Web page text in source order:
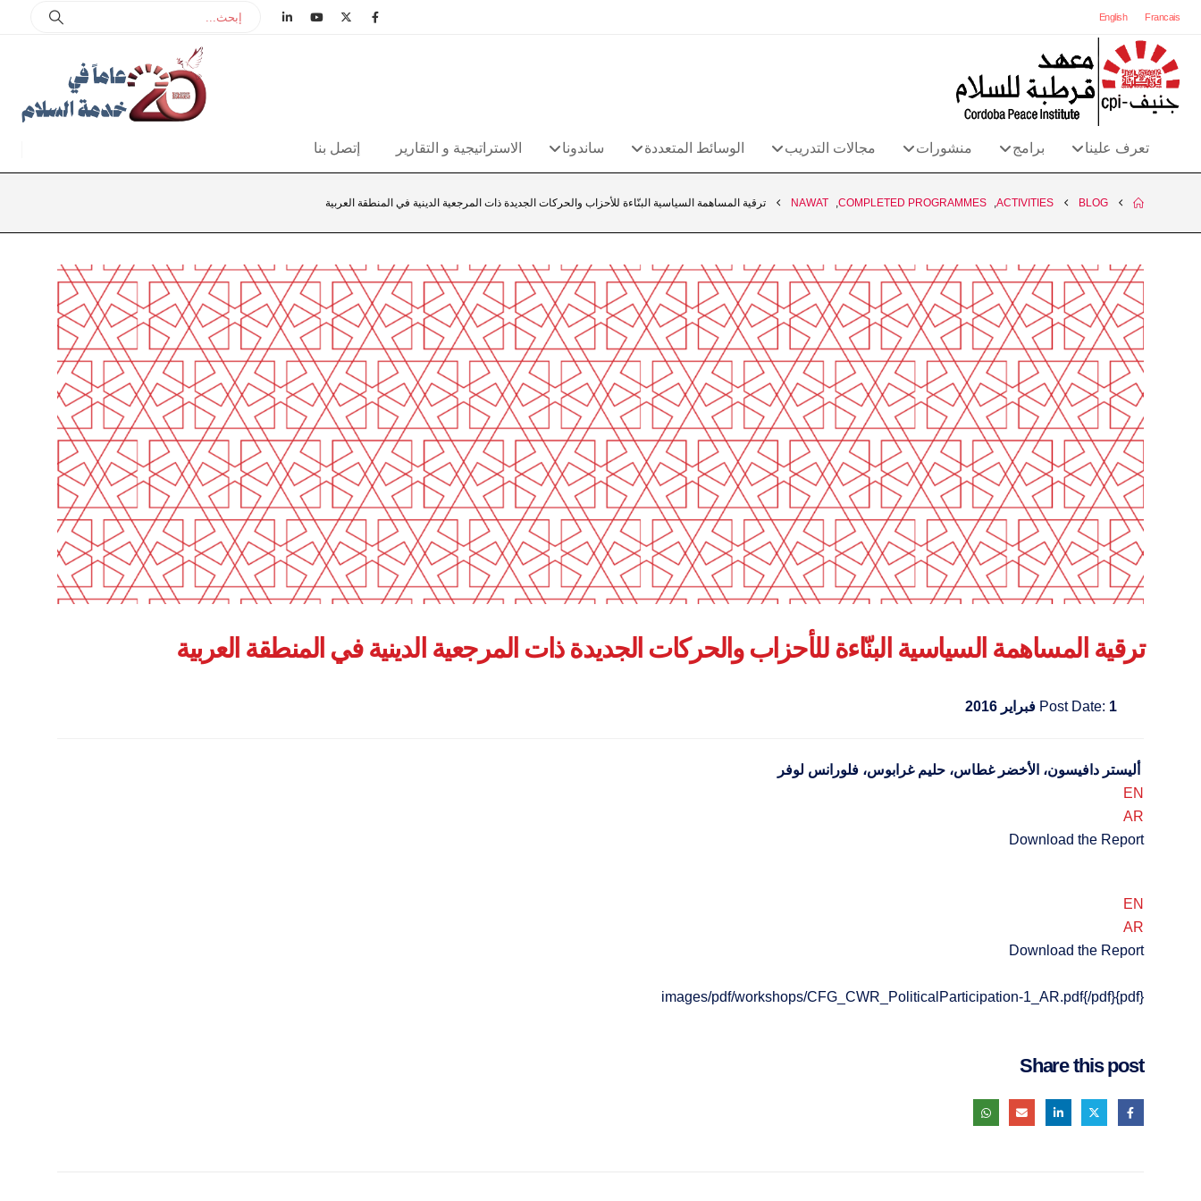
Francais
English
تعرف علينا برامج منشورات مجالات التدريب الوسائط المتعددة ساندونا الاستراتيجية و التقارير إتصل بنا
BLOG
ACTIVITIES
COMPLETED PROGRAMMES
NAWAT ترقية المساهمة السياسية البنّاءة للأحزاب والحركات الجديدة ذات المرجعية الدينية في المنطقة العربية
ترقية المساهمة السياسية البنّاءة للأحزاب والحركات الجديدة ذات المرجعية الدينية في المنطقة العربية
Post Date: 1 فبراير 2016
أليستر دافيسون، الأخضر غطاس، حليم غرابوس، فلورانس لوفر
EN
AR
Download the Report
EN
AR
Download the Report
{pdf}images/pdf/workshops/CFG_CWR_PoliticalParticipation-1_AR.pdf{/pdf}
Share this post